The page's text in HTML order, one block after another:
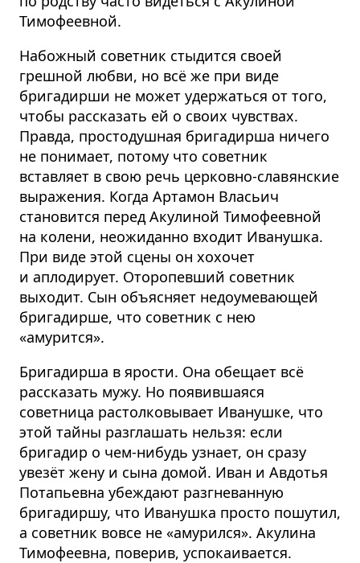
Тимофеевной.
Набожный советник стыдится своей
грешной любви, но всё же при виде
бригадирши не может удержаться от того,
чтобы рассказать ей о своих чувствах.
Правда, простодушная бригадирша ничего
не понимает, потому что советник
вставляет в свою речь церковно-славянские
выражения. Когда Артамон Власьич
становится перед Акулиной Тимофеевной
на колени, неожиданно входит Иванушка.
При виде этой сцены он хохочет
и аплодирует. Оторопевший советник
выходит. Сын объясняет недоумевающей
бригадирше, что советник с нею
«амурится».
Бригадирша в ярости. Она обещает всё
рассказать мужу. Но появившаяся
советница растолковывает Иванушке, что
этой тайны разглашать нельзя: если
бригадир о чем-нибудь узнает, он сразу
увезёт жену и сына домой. Иван и Авдотья
Потапьевна убеждают разгневанную
бригадиршу, что Иванушка просто пошутил,
а советник вовсе не «амурился». Акулина
Тимофеевна, поверив, успокаивается.